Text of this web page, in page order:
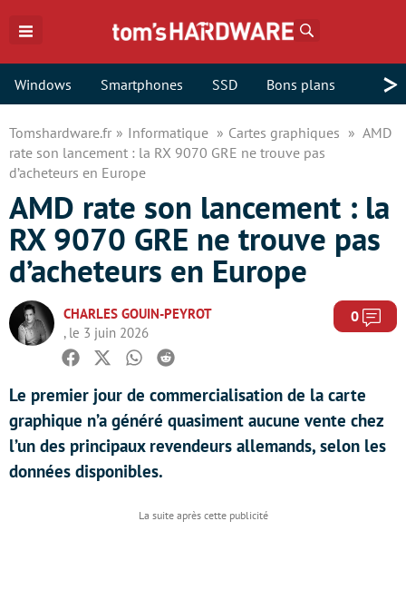
Windows Smartphones SSD Bons plans >
Tomshardware.fr Informatique Cartes graphiques
AMD
rate son lancement : la RX 9070 GRE ne trouve pas
d’acheteurs en Europe
AMD rate son lancement : la
RX 9070 GRE ne trouve pas
d’acheteurs en Europe
CHARLES GOUIN-PEYROT
, le 3 juin 2026
0
Facebook
TwitterWhatsapp
Reddit
Le premier jour de commercialisation de la carte
graphique n’a généré quasiment aucune vente chez
l’un des principaux revendeurs allemands, selon les
données disponibles.